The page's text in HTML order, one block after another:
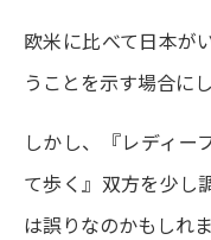
欧米に比べて日本が
うことを示す場合に
しかし、『レディー
て歩く』双方を少し
は誤りなのかもしれま